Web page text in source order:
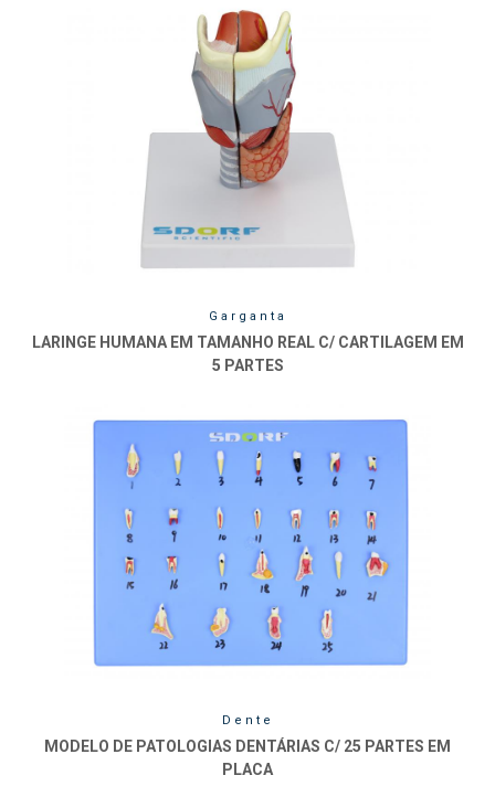
Garganta
LARINGE HUMANA EM TAMANHO REAL C/ CARTILAGEM EM
5 PARTES
Dente
MODELO DE PATOLOGIAS DENTÁRIAS C/ 25 PARTES EM
PLACA